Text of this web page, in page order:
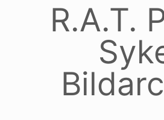
R.A.T.